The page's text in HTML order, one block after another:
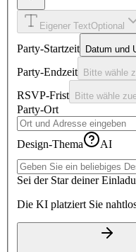
Eigener TextOptional
Party-Startzeit Datum und
Party-Endzeit Bitte wähle
RSVP-Frist Bitte wähle
Party-Ort
Design-Thema AI
Sei der Star deiner
Die KI platziert Sie